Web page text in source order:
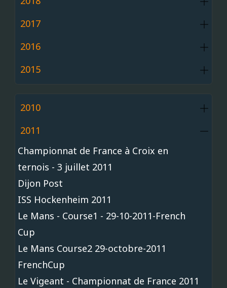
2017
2016
2015
2010
2011
Championnat de France à Croix en
ternois - 3 juillet 2011
Dijon Post
ISS Hockenheim 2011
Le Mans - Course1 - 29-10-2011-French
Cup
Le Mans Course2 29-octobre-2011
FrenchCup
Le Vigeant - Championnat de France 2011